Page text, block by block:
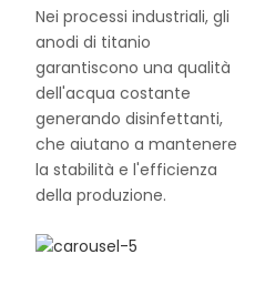
Nei processi industriali, gli
anodi di titanio
garantiscono una qualità
dell'acqua costante
generando disinfettanti,
che aiutano a mantenere
la stabilità e l'efficienza
della produzione.